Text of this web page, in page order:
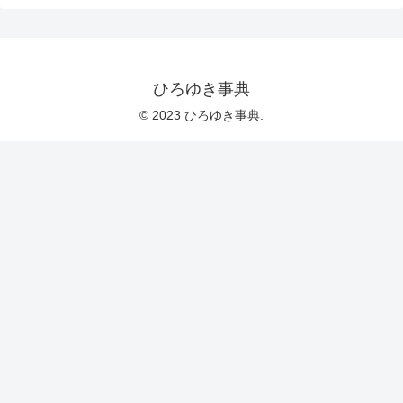
ひろゆき事典
© 2023 ひろゆき事典.